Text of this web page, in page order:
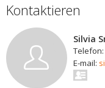
Kontaktieren
Silvia
E-mail: